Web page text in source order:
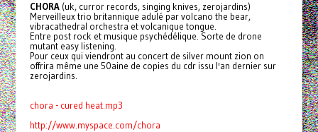
CHORA(uk, curror records, singing knives, zerojardins)
Merveilleux trio britannique adulé par volcano the bear,
vibracathedral orchestra et volcanique tongue.
Entre post rock et musique psychédélique. Sorte de drone
mutant easy listening.
Pour ceux qui viendront au concert de silver mount zion on
offrira même une 50aine de copies du cdr issu l'an dernier sur
zerojardins.
chora - cured heat.mp3
http://www.myspace.com/chora